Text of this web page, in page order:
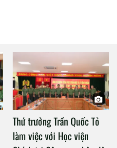
Thứ trưởng Trần Quốc Tỏ
làm việc với Học viện